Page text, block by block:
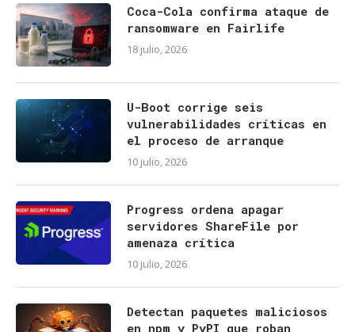
Coca-Cola confirma ataque de
ransomware en Fairlife
18 julio, 2026
U-Boot corrige seis
vulnerabilidades críticas en
el proceso de arranque
10 julio, 2026
Progress ordena apagar
servidores ShareFile por
amenaza crítica
10 julio, 2026
Detectan paquetes maliciosos
en npm y PyPI que roban